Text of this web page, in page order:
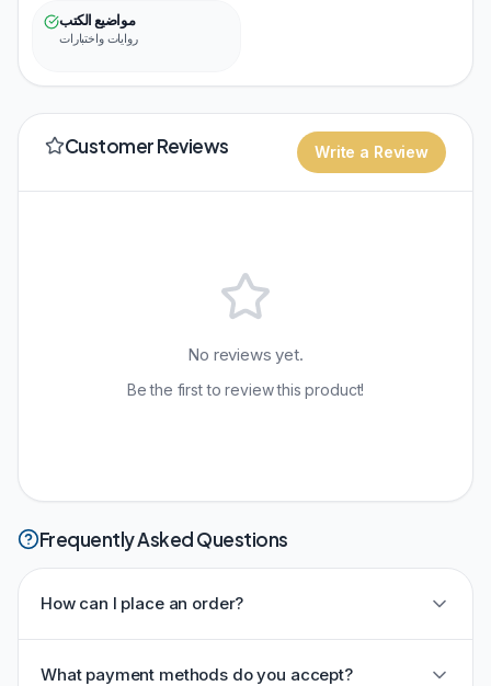
مواضيع الكتب
روايات واختبارات
Customer Reviews Write a Review
No reviews yet.
Be the first to review this product!
Frequently Asked Questions
How can I place an order?
What payment methods do you accept?